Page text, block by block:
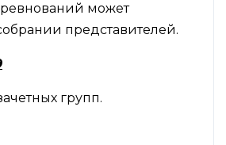
может
представителей.
групп.